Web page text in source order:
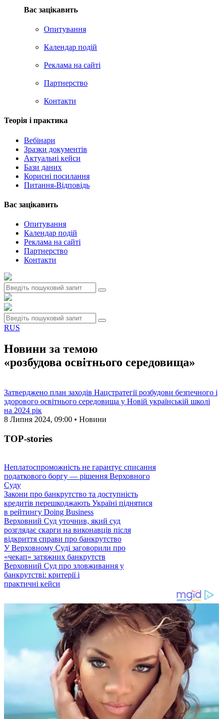
Вас зацікавить
Опитування
Календар подій
Реклама на сайтi
Партнерство
Контакти
Теорія i практика
Вебінари
Зразки документів
Актуальні кейси
Бази даних
Корисні посилання
Питання-Відповідь
Вас зацiкавить
Опитування
Календар подій
Реклама на сайтi
Партнерство
Контакти
RUS
Новини за темою
«розбудова освітнього середовища»
Затверджено план заходів Нацстратегії розбудови безпечного і
здорового освітнього середовища у Новій українській школі
на 2024 рік
8 Липня 2024, 09:00 • Новини
TOP-stories
Неплатоспроможність не гарантує списання
податкового боргу — рішення Верховного
Суду
Закони про банкрутство та доступність
кредитів перешкоджають Україні піднятися
в рейтингу Doing Business
Верховний Суд уточнив, який суд
розглядає скарги на виконавців після
відкриття справи про банкрутство
У Верховному Суді заговорили про
«чекап» затяжних банкрутств
Верховний Суд про зловживання у
банкрутстві: критерії і
практичні кейси